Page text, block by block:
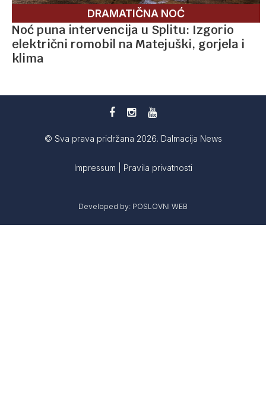
DRAMATIČNA NOĆ
Noć puna intervencija u Splitu: Izgorio
električni romobil na Matejuški, gorjela i
klima
© Sva prava pridržana 2026. Dalmacija News
Impressum Pravila privatnosti
Developed by: POSLOVNI WEB